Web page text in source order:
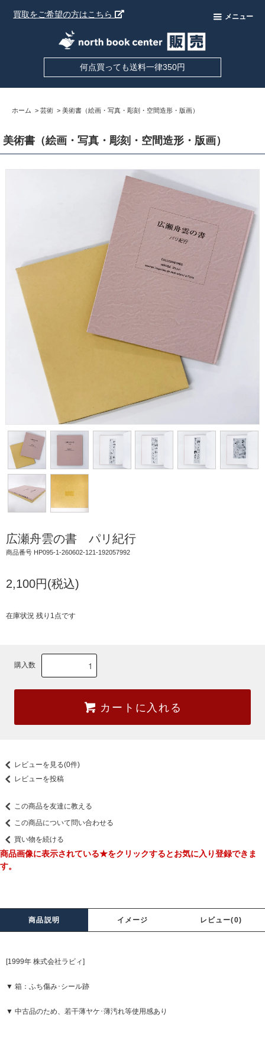
買取をご希望の方はこちら メニュー
何点買っても送料一律350円
ホーム > 芸術 > 美術書（絵画・写真・彫刻・空間造形・版画）
美術書（絵画・写真・彫刻・空間造形・版画）
広瀬舟雲の書 パリ紀行
商品番号 HP095-1-260602-121-192057992
2,100円(税込)
在庫状況 残り1点です
購入数
カートに入れる
レビューを見る(0件)
レビューを投稿
この商品を友達に教える
この商品について問い合わせる
買い物を続ける
商品画像に表示されている★をクリックするとお気に入り登録できま
す。
商品説明 イメージ レビュー(0)
[1999年 株式会社ラビィ]
▼ 箱：ふち傷み･シール跡
▼ 中古品のため、若干薄ヤケ･薄汚れ等使用感あり